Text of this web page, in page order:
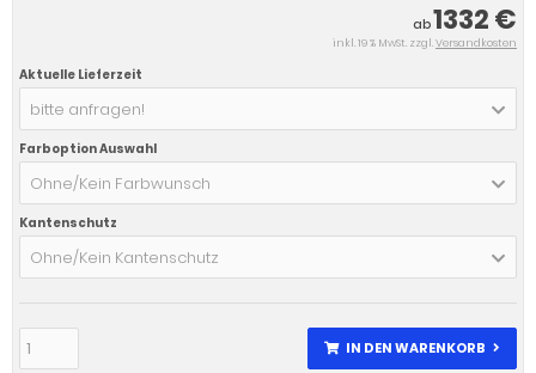
ab1332 €
inkl. 19 % MwSt. zzgl.Versandkosten
Aktuelle Lieferzeit
bitte anfragen!
Farboption Auswahl
Ohne/Kein Farbwunsch
Kantenschutz
Ohne/Kein Kantenschutz
IN DEN WARENKORB